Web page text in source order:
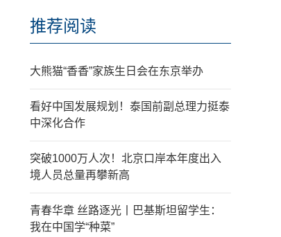
推荐阅读
大熊猫“香香”家族生日会在东京举办
看好中国发展规划！泰国前副总理力挺泰
中深化合作
突破1000万人次！北京口岸本年度出入
境人员总量再攀新高
青春华章 丝路逐光丨巴基斯坦留学生：
我在中国学“种菜”